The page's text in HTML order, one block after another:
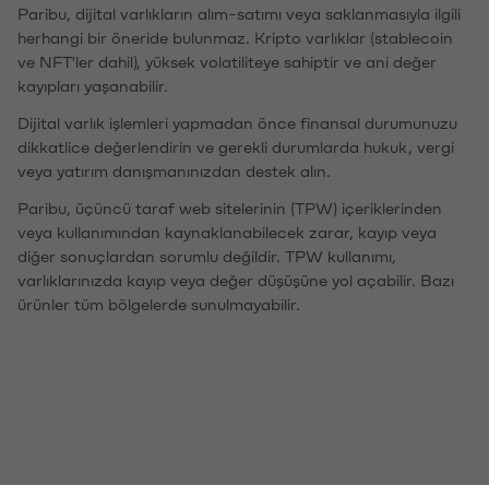
Paribu, dijital varlıkların alım-satımı veya saklanmasıyla ilgili
herhangi bir öneride bulunmaz. Kripto varlıklar (stablecoin
ve NFT'ler dahil), yüksek volatiliteye sahiptir ve ani değer
kayıpları yaşanabilir.
Dijital varlık işlemleri yapmadan önce finansal durumunuzu
dikkatlice değerlendirin ve gerekli durumlarda hukuk, vergi
veya yatırım danışmanınızdan destek alın.
Paribu, üçüncü taraf web sitelerinin (TPW) içeriklerinden
veya kullanımından kaynaklanabilecek zarar, kayıp veya
diğer sonuçlardan sorumlu değildir. TPW kullanımı,
varlıklarınızda kayıp veya değer düşüşüne yol açabilir. Bazı
ürünler tüm bölgelerde sunulmayabilir.